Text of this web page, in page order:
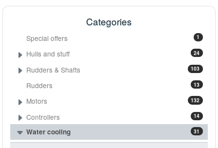
Categories
1
Special offers
24
Hulls and stuff
103
Rudders & Shafts
13
Rudders
132
Motors
14
Controllers
31
Water cooling